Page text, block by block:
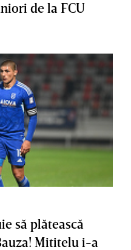
de la FCU
să plătească
Mititelu i-a